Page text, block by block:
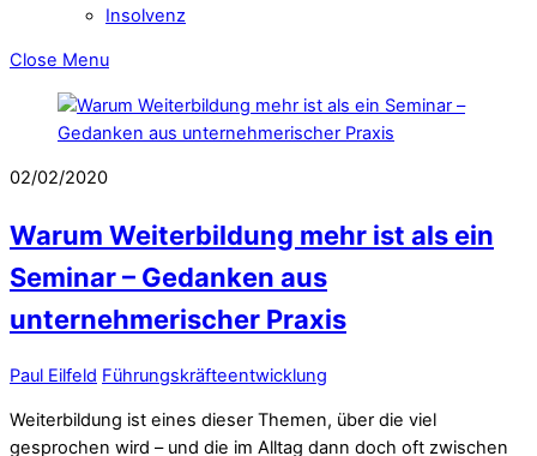
Insolvenz
Close Menu
02/02/2020
Warum Weiterbildung mehr ist als ein
Seminar – Gedanken aus
unternehmerischer Praxis
Paul Eilfeld Führungskräfteentwicklung
Weiterbildung ist eines dieser Themen, über die viel
gesprochen wird – und die im Alltag dann doch oft zwischen